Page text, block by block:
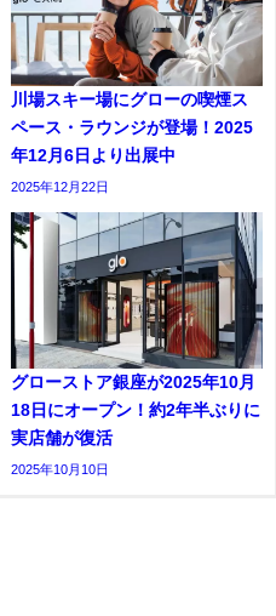
川場スキー場にグローの喫煙ス
ペース・ラウンジが登場！2025
年12月6日より出展中
2025年12月22日
グローストア銀座が2025年10月
18日にオープン！約2年半ぶりに
実店舗が復活
2025年10月10日